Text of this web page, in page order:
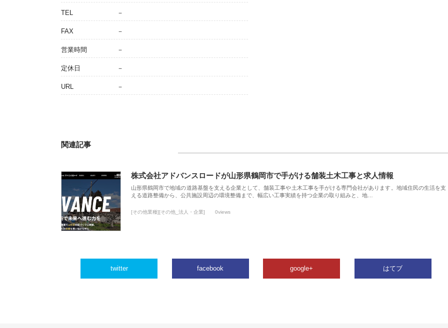
TEL －
FAX －
営業時間 －
定休日 －
URL －
関連記事
株式会社アドバンスロードが山形県鶴岡市で手がける舗装土木工事と求人情報
山形県鶴岡市で地域の道路基盤を支える企業として、舗装工事や土木工事を手がける専門会社があります。地域住民の生活を支
える道路整備から、公共施設周辺の環境整備まで、幅広い工事実績を持つ企業の取り組みと、地…
[その他業種][その他_法人・企業] 0views
twitter facebook google+ はてブ